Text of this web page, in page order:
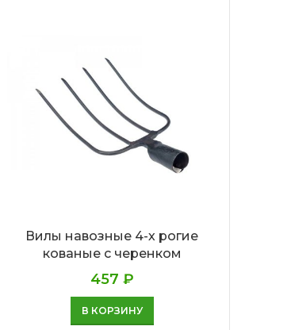
Вилы навозные 4-х рогие
кованые с черенком
457 ₽
В КОРЗИНУ